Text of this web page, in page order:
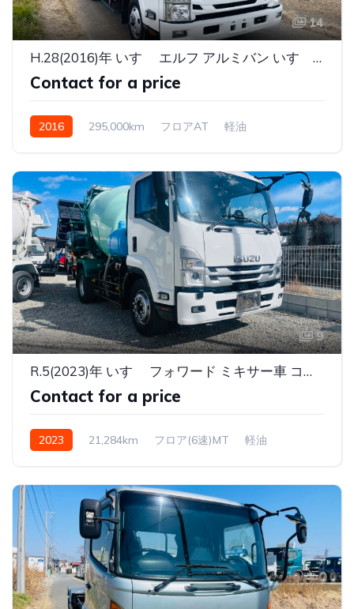
14
H.28(2016)年 いすゞ エルフ アルミバン いすゞマツダアルミバンパワーゲート付き
Contact for a price
2016 295,000km フロアAT 軽油
9
R.5(2023)年 いすゞ フォワード ミキサー車 コンクリートミキサーカヤバM32C グリーン
Contact for a price
2023 21,284km フロア(6速)MT 軽油